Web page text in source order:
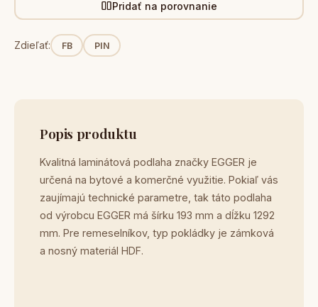
Pridať na porovnanie
Zdieľať: FB PIN
Popis produktu
Kvalitná laminátová podlaha značky EGGER je
určená na bytové a komerčné využitie. Pokiaľ vás
zaujímajú technické parametre, tak táto podlaha
od výrobcu EGGER má šírku 193 mm a dĺžku 1292
mm. Pre remeselníkov, typ pokládky je zámková
a nosný materiál HDF.